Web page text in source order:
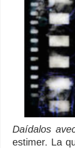
Daídalos
estimer. La